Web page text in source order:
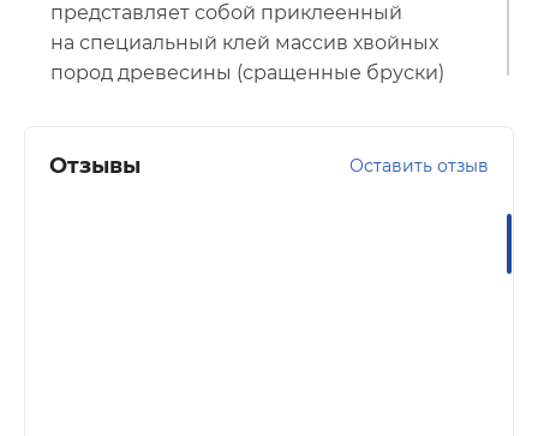
представляет собой приклеенный
на специальный клей массив хвойных
пород древесины (сращенные бруски)
Отзывы Оставить отзыв